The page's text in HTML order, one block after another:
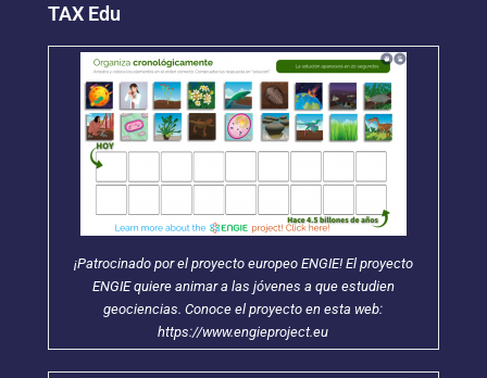
TAX Edu
¡Patrocinado por el proyecto europeo ENGIE! El proyecto
ENGIE quiere animar a las jóvenes a que estudien
geociencias. Conoce el proyecto en esta web:
https://www.engieproject.eu